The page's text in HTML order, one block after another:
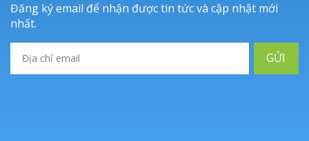
Đăng ký email để nhận được tin tức và cập nhật mới
nhất.
GỬI